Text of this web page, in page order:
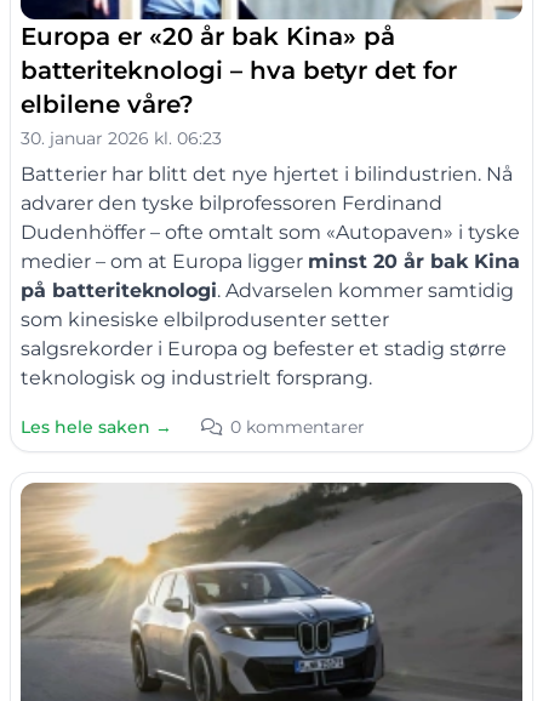
Europa er «20 år bak Kina» på
batteriteknologi – hva betyr det for
elbilene våre?
30. januar 2026 kl. 06:23
Batterier har blitt det nye hjertet i bilindustrien. Nå
advarer den tyske bilprofessoren Ferdinand
Dudenhöffer – ofte omtalt som «Autopaven» i tyske
medier – om at Europa ligger minst 20 år bak Kina
på batteriteknologi. Advarselen kommer samtidig
som kinesiske elbilprodusenter setter
salgsrekorder i Europa og befest­er et stadig større
teknologisk og industrielt forsprang.
Les hele saken → 0 kommentarer